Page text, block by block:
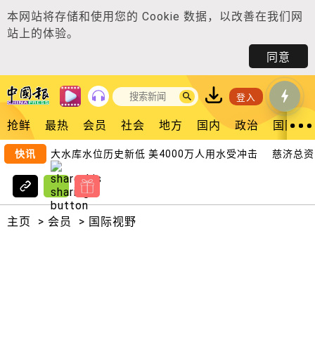
本网站将存储和使用您的 Cookie 数据，以改善在我们网
站上的体验。
同意
登入
抢鲜 最热 会员 社会 地方 国内 政治 国际
快讯最大水库水位历史新低 美4000万人用水受冲击 慈济总资
主页 > 会员 > 国际视野